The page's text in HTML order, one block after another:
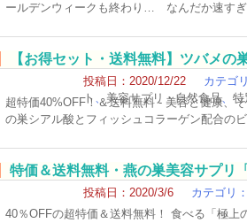
ールデンウィークも終わり… なんだか速す
【お得セット・送料無料】ツバメ
プ ５点セット投稿日：2020/12/22 カテゴ
ト 、美容サプリ・自然食品、 特
超特価40%OFF！＆送料無料 - 美容と健康、
の巣シアル酸とフィッシュコラーゲン配合の
特価＆送料無料・燕の巣美容サプリ
投稿日：2020/3/6 カテゴリ
40％OFFの超特価＆送料無料！ 食べる「極